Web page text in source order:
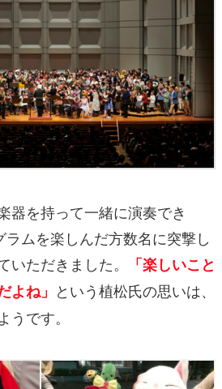
器を持って一緒に演奏でき
ラムを楽しんだ方数名に突撃し
いただきました。
「楽しいこと
よね」 という植松氏の思いは、
です。